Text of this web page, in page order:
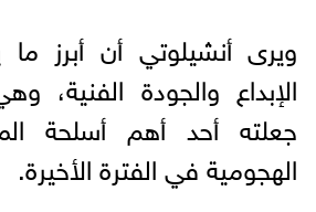
ويرى أنشيلوتي أن أبرز ما
الإبداع والجودة الفنية،
جعلته أحد أهم أسلحة
الهجومية في الفترة الأخيرة.